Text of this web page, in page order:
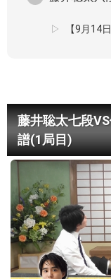
【9月14
藤井聡太七段
譜(1局目)